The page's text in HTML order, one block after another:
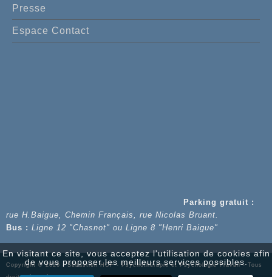
Presse
Espace Contact
Parking gratuit :
rue H.Baigue, Chemin Français, rue Nicolas Bruant.
Bus : Ligne 12 "Chasnot" ou Ligne 8 "Henri Baigue"
Copyright © 2026 - Sébastien HOF - Psychothérapie et Psychologie Travail - Tous
En visitant ce site, vous acceptez l'utilisation de cookies afin
de vous proposer les meilleurs services possibles.